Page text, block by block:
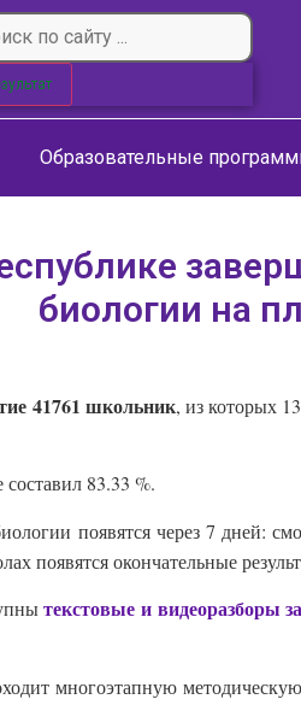
Образовательные
биологии на
41761 школьник, из которых
83.33 %.
появятся через 7 дней:
появятся окончательные
текстовые и видеоразборы
многоэтапную